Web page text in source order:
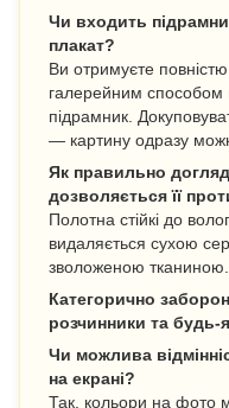
Чи входить
плакат?
Ви отримуєте
галерейним способом
підрамник.
— картину одразу
Як правильно
дозволяється її
Полотна стійкі до
видаляється сухою
зволоженою тканиною.
Категорично
розчинники та будь-
Чи можлива
на екрані?
Так, кольори на фото